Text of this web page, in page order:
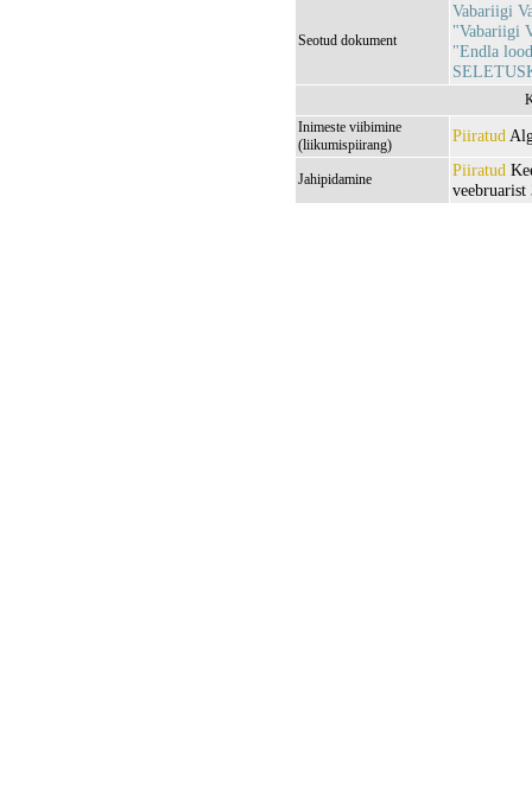
Seotud dokument
Vabariigi
"Vabariigi
"Endla
Inimeste viibimine
(liikumispiirang)
Piiratud
Jahipidamine Piiratud